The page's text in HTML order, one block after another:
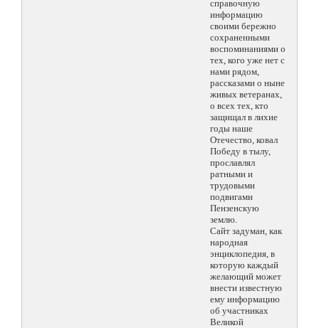
справочную
информацию
своими бережно
сохраненными
воспоминаниями о
тех, кого уже нет с
нами рядом,
рассказами о ныне
живых ветеранах,
о всех тех, кто
защищал в лихие
годы наше
Отечество, ковал
Победу в тылу,
прославлял
ратными и
трудовыми
подвигами
Пензенскую
землю.
Сайт задуман, как
народная
энциклопедия, в
которую каждый
желающий может
внести известную
ему информацию
об участниках
Великой